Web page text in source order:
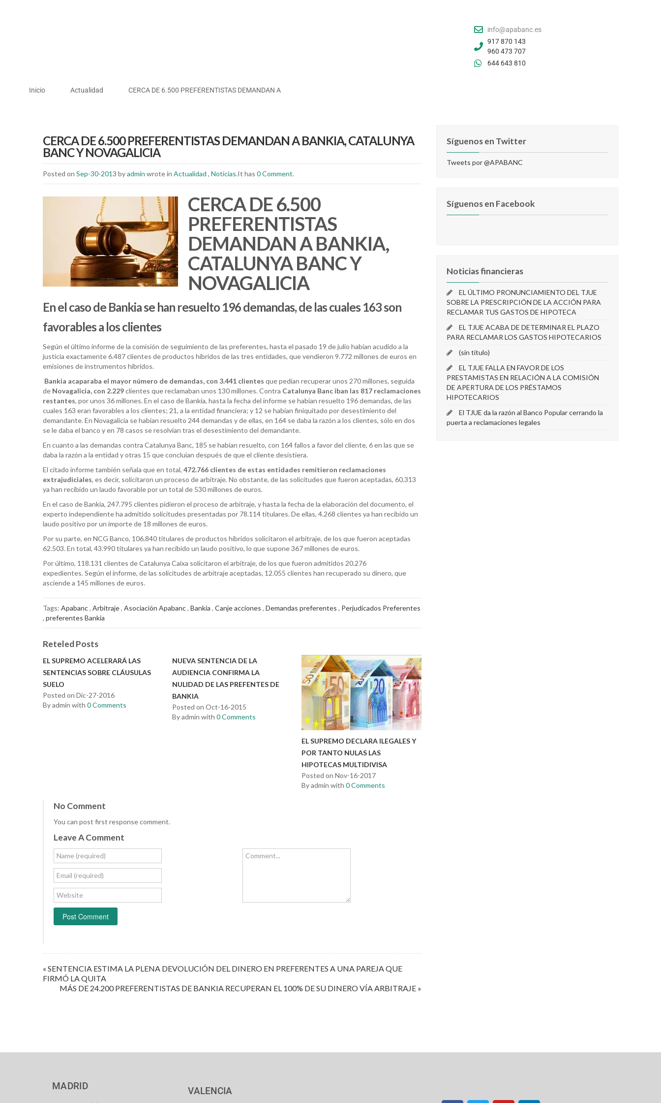
info@apabanc.es
917 870 143
960 473 707
644 643 810
Inicio Actualidad CERCA DE 6.500 PREFERENTISTAS DEMANDAN A
CERCA DE 6.500 PREFERENTISTAS DEMANDAN A BANKIA, CATALUNYA
BANC Y NOVAGALICIA
Posted on Sep-30-2013 byadmin wrote in Actualidad , Noticias.It has 0 Comment.
CERCA DE 6.500
PREFERENTISTAS
DEMANDAN A BANKIA,
CATALUNYA BANC Y
NOVAGALICIA
En el caso de Bankia se han resuelto 196 demandas, de las cuales 163 son
favorables a los clientes
Según el último informe de la comisión de seguimiento de las preferentes, hasta el pasado 19 de julio habían acudido a la
justicia exactamente 6.487 clientes de productos híbridos de las tres entidades, que vendieron 9.772 millones de euros en
emisiones de instrumentos híbridos.
Bankia acaparaba el mayor número de demandas, con 3.441 clientes que pedían recuperar unos 270 millones, seguida
de Novagalicia, con 2.229clientes que reclamaban unos 130 millones. Contra Catalunya Banc iban las 817 reclamaciones
restantes, por unos 36 millones. En el caso de Bankia, hasta la fecha del informe se habían resuelto 196 demandas, de las
cuales 163 eran favorables a los clientes; 21, a la entidad financiera; y 12 se habían finiquitado por desestimiento del
demandante. En Novagalicia se habían resuelto 244 demandas y de ellas, en 164 se daba la razón a los clientes, sólo en dos
se le daba el banco y en 78 casos se resolvían tras el desestimiento del demandante.
En cuanto a las demandas contra Catalunya Banc, 185 se habían resuelto, con 164 fallos a favor del cliente, 6 en las que se
daba la razón a la entidad y otras 15 que concluían después de que el cliente desistiera.
El citado informe también señala que en total, 472.766 clientes de estas entidades remitieron reclamaciones
extrajudiciales, es decir, solicitaron un proceso de arbitraje. No obstante, de las solicitudes que fueron aceptadas, 60.313
ya han recibido un laudo favorable por un total de 530 millones de euros.
En el caso de Bankia, 247.795 clientes pidieron el proceso de arbitraje, y hasta la fecha de la elaboración del documento, el
experto independiente ha admitido solicitudes presentadas por 78.114 titulares. De ellas, 4.268 clientes ya han recibido un
laudo positivo por un importe de 18 millones de euros.
Por su parte, en NCG Banco, 106.840 titulares de productos híbridos solicitaron el arbitraje, de los que fueron aceptadas
62.503. En total, 43.990 titulares ya han recibido un laudo positivo, lo que supone 367 millones de euros.
Por último, 118.131 clientes de Catalunya Caixa solicitaron el arbitraje, de los que fueron admitidos 20.276
expedientes. Según el informe, de las solicitudes de arbitraje aceptadas, 12.055 clientes han recuperado su dinero, que
asciende a 145 millones de euros.
Tags: Apabanc, Arbitraje, Asociación Apabanc, Bankia , Canje acciones , Demandas preferentes , Perjudicados Preferentes
, preferentes Bankia
Reteled Posts
EL SUPREMO ACELERARÁ LAS
SENTENCIAS SOBRE CLÁUSULAS
SUELO
Posted on Dic-27-2016
By admin with 0 Comments
NUEVA SENTENCIA DE LA
AUDIENCIA CONFIRMA LA
NULIDAD DE LAS PREFENTES DE
BANKIA
Posted on Oct-16-2015
By admin with0 Comments
EL SUPREMO DECLARA ILEGALES Y
POR TANTO NULAS LAS
HIPOTECAS MULTIDIVISA
Posted on Nov-16-2017
By admin with0 Comments
No Comment
You can post first response comment.
Leave A Comment
Name (required)
Email (required)
Website
Comment...
« SENTENCIA ESTIMA LA PLENA DEVOLUCIÓN DEL DINERO EN PREFERENTES A UNA PAREJA QUE
FIRMÓ LA QUITA
MÁS DE 24.200 PREFERENTISTAS DE BANKIA RECUPERAN EL 100% DE SU DINERO VÍA ARBITRAJE »
Síguenos en Twitter
Tweets por @APABANC
Síguenos en Facebook
Noticias financieras
EL ÚLTIMO PRONUNCIAMIENTO DEL TJUE
SOBRE LA PRESCRIPCIÓN DE LA ACCIÓN PARA
RECLAMAR TUS GASTOS DE HIPOTECA
EL TJUE ACABA DE DETERMINAR EL PLAZO
PARA RECLAMAR LOS GASTOS HIPOTECARIOS
(sin título)
EL TJUE FALLA EN FAVOR DE LOS
PRESTAMISTAS EN RELACIÓN A LA COMISIÓN
DE APERTURA DE LOS PRÉSTAMOS
HIPOTECARIOS
El TJUE da la razón al Banco Popular cerrando la
puerta a reclamaciones legales
MADRID VALENCIA